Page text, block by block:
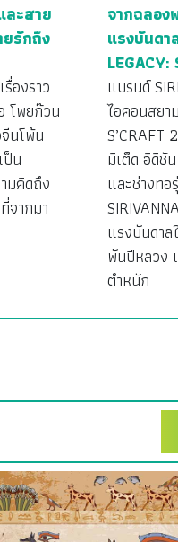
ละสาย
รักถึง
องราว
โพยก๊วน
นโพ้น
น
มคิดถึง
จากมา
จากฉลอ
แรงบันดา
แบรนด์
ไอคอนสยา
S’CRAFT
มิเต็ด อิดิชั
และช่างท
แรงบันดาล
พันปีหลวง
ตำหนัก